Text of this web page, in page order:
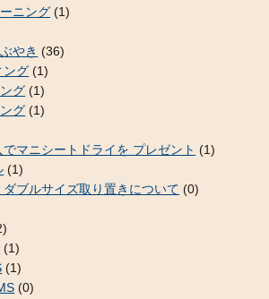
ニング (1)
やき (36)
ング (1)
グ (1)
グ (1)
マニシートドライを プレゼント (1)
(1)
ブルサイズ取り置きについて (0)
(1)
(1)
(0)